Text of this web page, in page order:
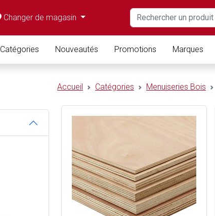
Changer de magasin
Catégories Nouveautés Promotions Marques
Accueil Catégories Menuiseries Bois